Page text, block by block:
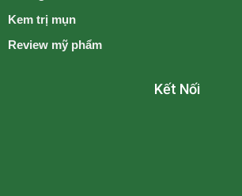
Kem trị mụn
Review mỹ phẩm
Kết Nối